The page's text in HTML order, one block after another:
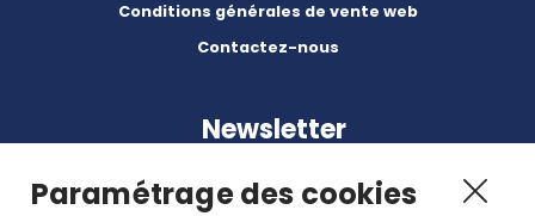
Conditions générales de vente web
Contactez-nous
Newsletter
Paramétrage des cookies